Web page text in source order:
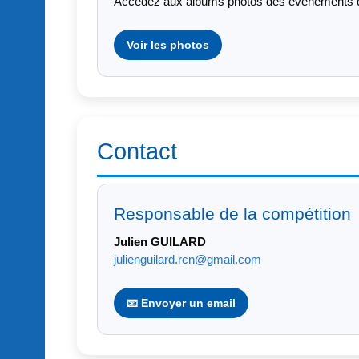
Voir les photos
Contact
Responsable de la compétition
Julien GUILARD
julienguilard.rcn@gmail.com
📧 Envoyer un email